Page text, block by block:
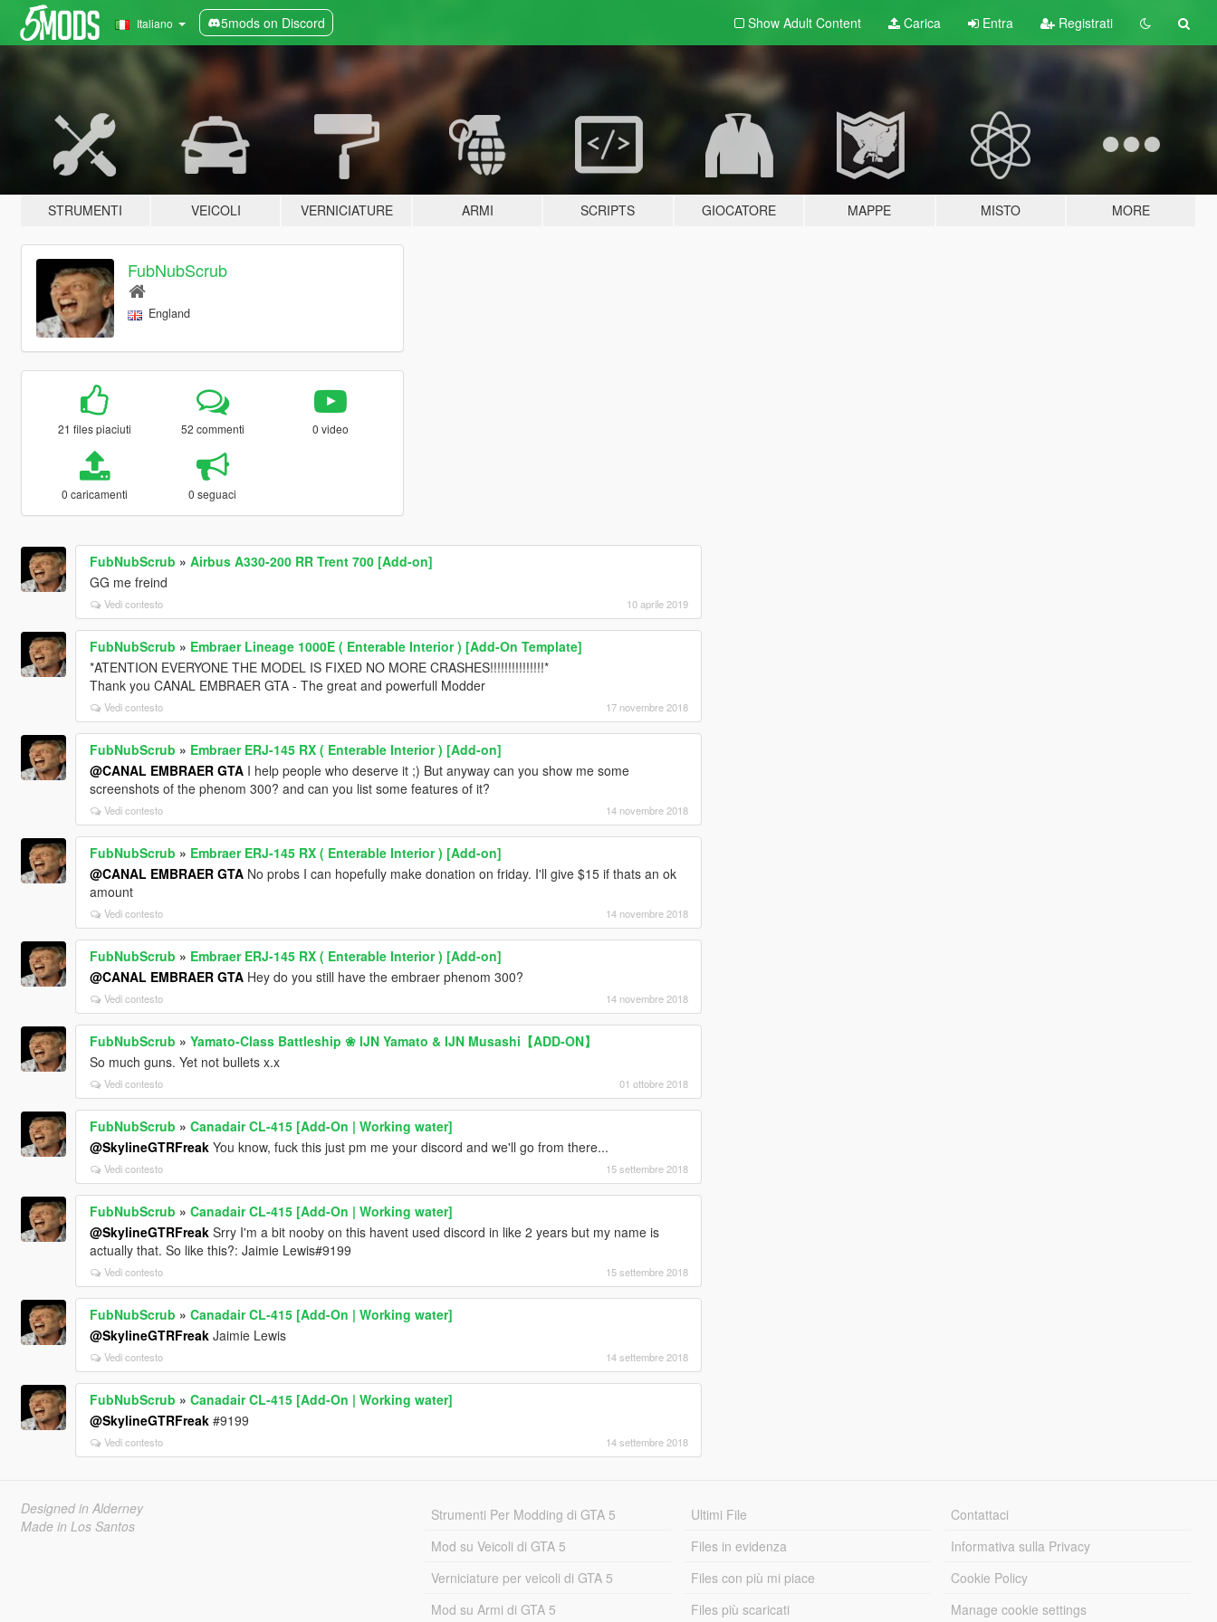
Italiano 5mods on Discord Show Adult Content Carica Entra Registrati
STRUMENTI VEICOLI VERNICIATURE ARMI SCRIPTS GIOCATORE MAPPE MISTO MORE
FubNubScrub
England
21 files piaciuti 52 commenti 0 video
0 caricamenti 0 seguaci
FubNubScrub » Airbus A330-200 RR Trent 700 [Add-on]
GG me freind
Vedi contesto 10 aprile 2019
FubNubScrub » Embraer Lineage 1000E ( Enterable Interior ) [Add-On Template]
*ATENTION EVERYONE THE MODEL IS FIXED NO MORE CRASHES!!!!!!!!!!!!!!!*
Thank you CANAL EMBRAER GTA - The great and powerfull Modder
Vedi contesto 17 novembre 2018
FubNubScrub » Embraer ERJ-145 RX ( Enterable Interior ) [Add-on]
@CANAL EMBRAER GTAI help people who deserve it ;) But anyway can you show me some
screenshots of the phenom 300? and can you list some features of it?
Vedi contesto 14 novembre 2018
FubNubScrub » Embraer ERJ-145 RX ( Enterable Interior ) [Add-on]
@CANAL EMBRAER GTANo probs I can hopefully make donation on friday. I'll give $15 if thats an ok
amount
Vedi contesto 14 novembre 2018
FubNubScrub » Embraer ERJ-145 RX ( Enterable Interior ) [Add-on]
@CANAL EMBRAER GTAHey do you still have the embraer phenom 300?
Vedi contesto 14 novembre 2018
FubNubScrub » Yamato-Class Battleship ❀ IJN Yamato & IJN Musashi【ADD-ON】
So much guns. Yet not bullets x.x
Vedi contesto 01 ottobre 2018
FubNubScrub » Canadair CL-415 [Add-On | Working water]
@SkylineGTRFreakYou know, fuck this just pm me your discord and we'll go from there...
Vedi contesto 15 settembre 2018
FubNubScrub » Canadair CL-415 [Add-On | Working water]
@SkylineGTRFreakSrry I'm a bit nooby on this havent used discord in like 2 years but my name is
actually that. So like this?: Jaimie Lewis#9199
Vedi contesto 15 settembre 2018
FubNubScrub » Canadair CL-415 [Add-On | Working water]
@SkylineGTRFreakJaimie Lewis
Vedi contesto 14 settembre 2018
FubNubScrub » Canadair CL-415 [Add-On | Working water]
@SkylineGTRFreak#9199
Vedi contesto 14 settembre 2018
Designed in Alderney
Made in Los Santos
Strumenti Per Modding di GTA 5
Mod su Veicoli di GTA 5
Verniciature per veicoli di GTA 5
Mod su Armi di GTA 5
Ultimi File
Files in evidenza
Files con più mi piace
Files più scaricati
Contattaci
Informativa sulla Privacy
Cookie Policy
Manage cookie settings